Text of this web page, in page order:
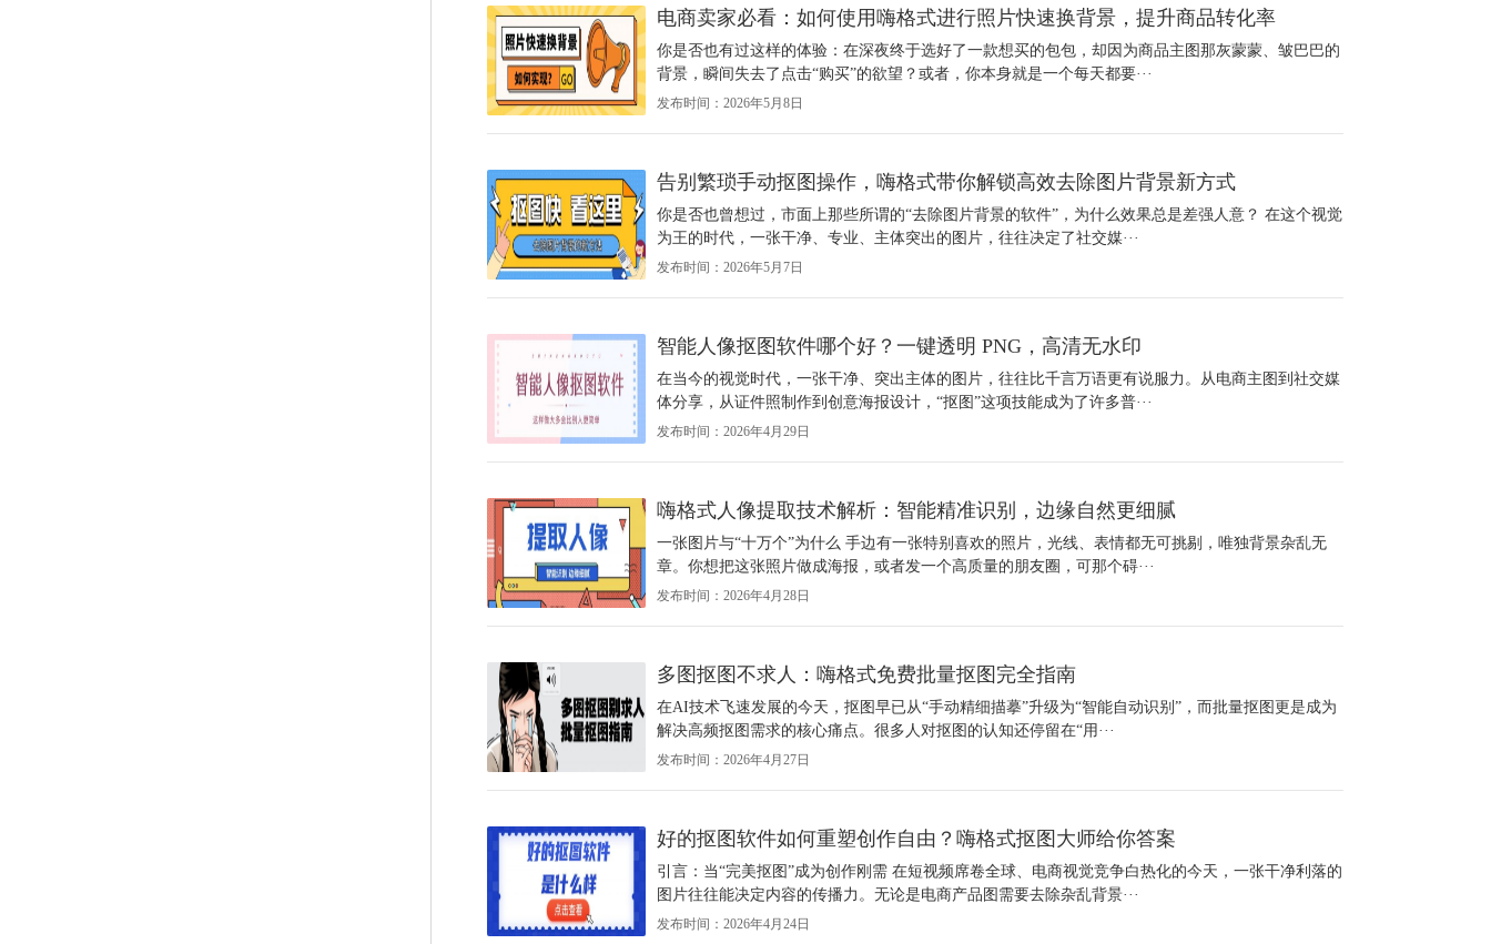
电商卖家必看：如何使用嗨格式进行照片快速换背景，提升商品转化率
你是否也有过这样的体验：在深夜终于选好了一款想买的包包，却因为商品主图那灰蒙蒙、皱巴巴的
背景，瞬间失去了点击“购买”的欲望？或者，你本身就是一个每天都要···
发布时间：2026年5月8日
告别繁琐手动抠图操作，嗨格式带你解锁高效去除图片背景新方式
你是否也曾想过，市面上那些所谓的“去除图片背景的软件”，为什么效果总是差强人意？ 在这个视觉
为王的时代，一张干净、专业、主体突出的图片，往往决定了社交媒···
发布时间：2026年5月7日
智能人像抠图软件哪个好？一键透明 PNG，高清无水印
在当今的视觉时代，一张干净、突出主体的图片，往往比千言万语更有说服力。从电商主图到社交媒
体分享，从证件照制作到创意海报设计，“抠图”这项技能成为了许多普···
发布时间：2026年4月29日
嗨格式人像提取技术解析：智能精准识别，边缘自然更细腻
一张图片与“十万个”为什么 手边有一张特别喜欢的照片，光线、表情都无可挑剔，唯独背景杂乱无
章。你想把这张照片做成海报，或者发一个高质量的朋友圈，可那个碍···
发布时间：2026年4月28日
多图抠图不求人：嗨格式免费批量抠图完全指南
在AI技术飞速发展的今天，抠图早已从“手动精细描摹”升级为“智能自动识别”，而批量抠图更是成为
解决高频抠图需求的核心痛点。很多人对抠图的认知还停留在“用···
发布时间：2026年4月27日
好的抠图软件如何重塑创作自由？嗨格式抠图大师给你答案
引言：当“完美抠图”成为创作刚需 在短视频席卷全球、电商视觉竞争白热化的今天，一张干净利落的
图片往往能决定内容的传播力。无论是电商产品图需要去除杂乱背景···
发布时间：2026年4月24日